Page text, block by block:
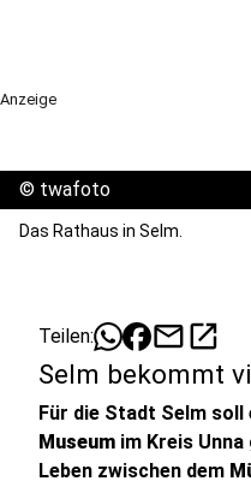
Anzeige
© twafoto
Das Rathaus in Selm.
Teilen: mailopen_in_new
Selm bekommt
Für die Stadt Selm soll
Museum im Kreis
Leben zwischen dem